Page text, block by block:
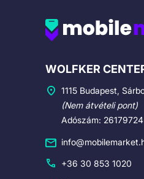
Cégadatok
WOLFKER
1115 Budapest,
(Nem átvételi pont)
Adószám:
+36 30 853 1020